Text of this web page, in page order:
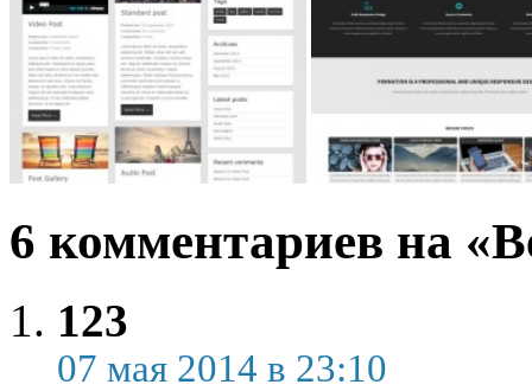
6 комментариев на
123
07 мая 2014 в 23:10